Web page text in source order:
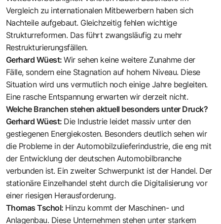
Vergleich zu internationalen ­Mitbewerbern haben sich
Nachteile aufgebaut. Gleichzeitig fehlen wichtige
Strukturreformen. Das führt zwangs­läufig zu mehr
Restrukturierungsfällen.
Gerhard Wüest:Wir sehen keine weitere Zunahme der
Fälle, sondern eine Stagnation auf hohem Niveau. Diese
Situation wird uns vermutlich noch einige Jahre begleiten.
Eine rasche Entspannung erwarten wir derzeit nicht.
Welche Branchen stehen aktuell besonders unter Druck?
Gerhard Wüest: Die Industrie leidet massiv unter den
gestiegenen Energiekosten. Besonders deutlich sehen wir
die Probleme in der Automobilzulieferindustrie, die eng mit
der Entwicklung der deutschen Automobilbranche
verbunden ist. Ein zweiter Schwerpunkt ist der Handel. Der
stationäre Einzelhandel steht durch die Digitalisierung vor
einer riesigen Herausforderung.
Thomas Tschol: Hinzu kommt der Maschinen- und
Anlagenbau. Diese Unternehmen stehen unter starkem